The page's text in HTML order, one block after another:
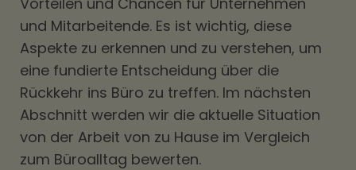
und Mitarbeitende. Es ist wichtig, diese
Aspekte zu erkennen und zu verstehen, um
eine fundierte Entscheidung über die
Rückkehr ins Büro zu treffen. Im nächsten
Abschnitt werden wir die aktuelle Situation
von der Arbeit von zu Hause im Vergleich
zum Büroalltag bewerten.